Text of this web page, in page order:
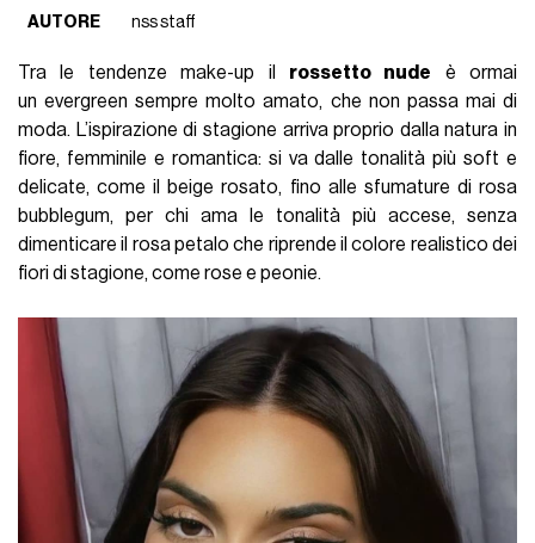
AUTORE
nss staff
Tra le tendenze make-up il rossetto nude è ormai
un evergreen sempre molto amato, che non passa mai di
moda. L’ispirazione di stagione arriva proprio dalla natura in
fiore, femminile e romantica: si va dalle tonalità più soft e
delicate, come il beige rosato, fino alle sfumature di rosa
bubblegum, per chi ama le tonalità più accese, senza
dimenticare il rosa petalo che riprende il colore realistico dei
fiori di stagione, come rose e peonie.